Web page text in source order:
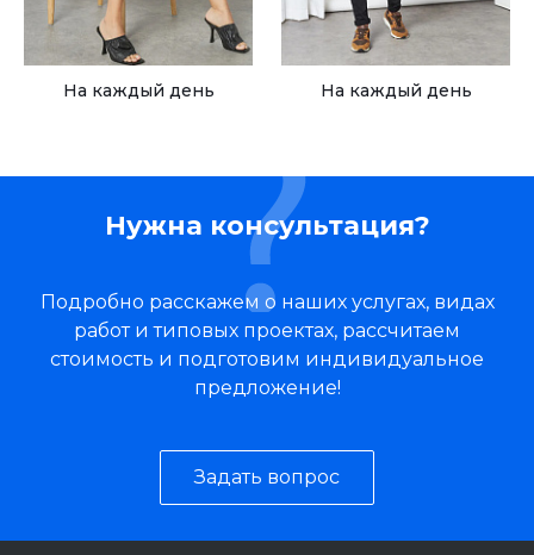
На каждый день На каждый день
Нужна консультация?
Подробно расскажем о наших услугах, видах
работ и типовых проектах, рассчитаем
стоимость и подготовим индивидуальное
предложение!
Задать вопрос